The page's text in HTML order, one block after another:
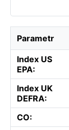
Parametr
Index US
EPA:
Index UK
DEFRA:
CO: